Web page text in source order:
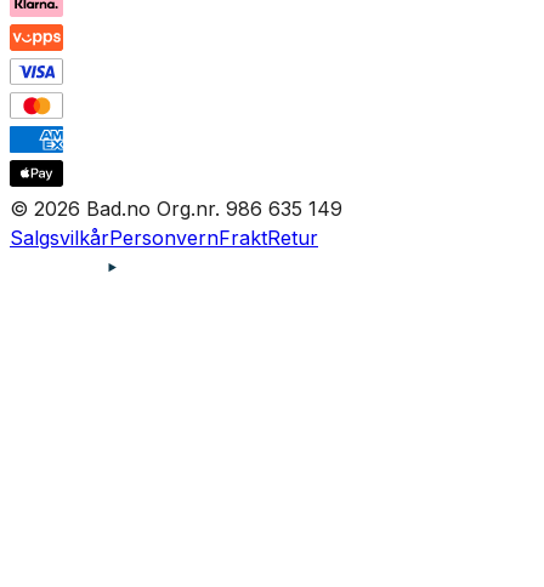
© 2026 Bad.no Org.nr. 986 635 149
SalgsvilkårPersonvernFraktRetur